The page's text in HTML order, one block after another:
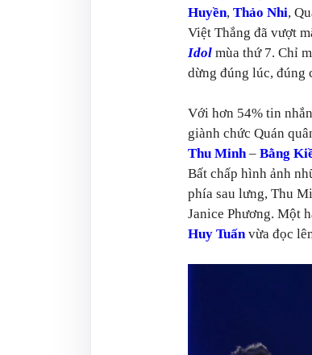
Huyền, Thảo Nhi,
Việt Thắng đã vượt
Idol mùa thứ 7. Chỉ
dừng đúng lúc, đúng
Với hơn 54% tin
giành chức Quán
Thu Minh – Bằng
Bất chấp hình ảnh
phía sau lưng, Thu
Janice Phương. Một
Huy Tuấn vừa đọc